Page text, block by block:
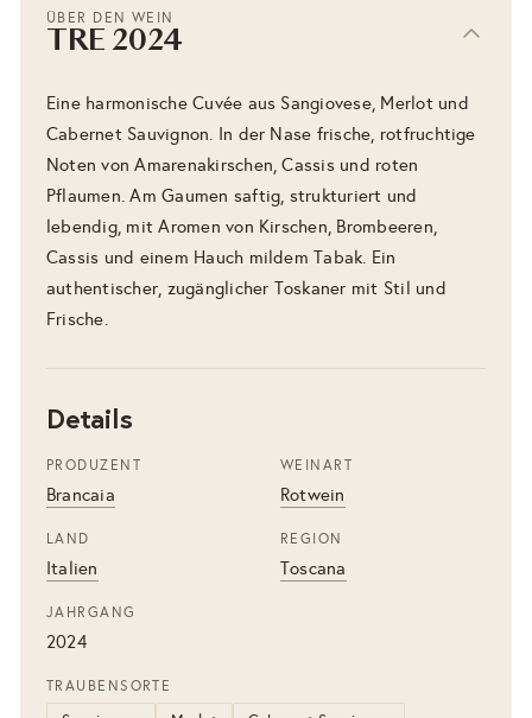
ÜBER DEN WEIN
TRE 2024
Eine harmonische Cuvée aus Sangiovese, Merlot und
Cabernet Sauvignon. In der Nase frische, rotfruchtige
Noten von Amarenakirschen, Cassis und roten
Pflaumen. Am Gaumen saftig, strukturiert und
lebendig, mit Aromen von Kirschen, Brombeeren,
Cassis und einem Hauch mildem Tabak. Ein
authentischer, zugänglicher Toskaner mit Stil und
Frische.
Details
PRODUZENT
Brancaia
WEINART
Rotwein
LAND
Italien
REGION
Toscana
JAHRGANG
2024
TRAUBENSORTE